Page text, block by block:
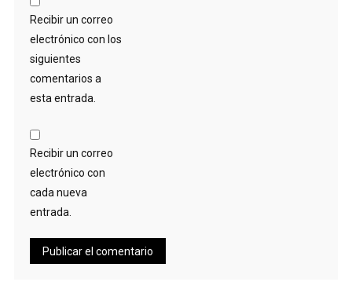
Recibir un correo
electrónico con los
siguientes
comentarios a
esta entrada.
Recibir un correo
electrónico con
cada nueva
entrada.